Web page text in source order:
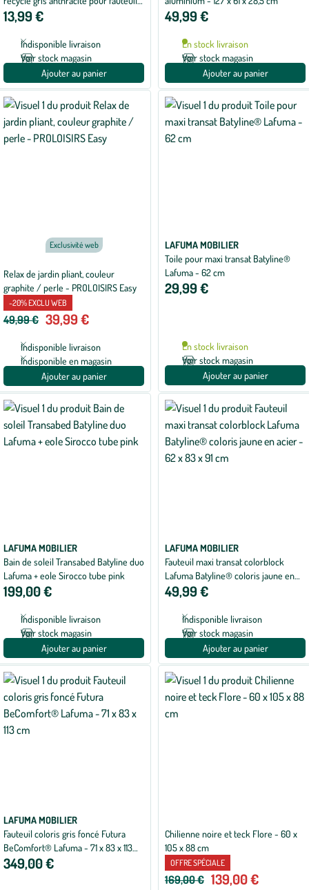
Lafuma - 30 x 7 x 17 cm
13,99 €
Indisponible livraison
Voir stock magasin
Ajouter au panier
49,99 €
En stock livraison
Voir stock magasin
Ajouter au panier
Exclusivité web
Relax de jardin pliant, couleur
graphite / perle - PROLOISIRS Easy
-20% EXCLU WEB
49,99 € 39,99 €
Indisponible livraison
Indisponible en magasin
Ajouter au panier
LAFUMA MOBILIER
Toile pour maxi transat Batyline®
Lafuma - 62 cm
29,99 €
En stock livraison
Voir stock magasin
Ajouter au panier
LAFUMA MOBILIER
Bain de soleil Transabed Batyline duo
Lafuma + eole Sirocco tube pink
199,00 €
Indisponible livraison
Voir stock magasin
Ajouter au panier
LAFUMA MOBILIER
Fauteuil maxi transat colorblock
Lafuma Batyline® coloris jaune en
acier - 62 x 83 x 91 cm
49,99 €
Indisponible livraison
Voir stock magasin
Ajouter au panier
LAFUMA MOBILIER
Fauteuil coloris gris foncé Futura
BeComfort® Lafuma - 71 x 83 x 113
cm
349,00 €
Chilienne noire et teck Flore - 60 x
105 x 88 cm
OFFRE SPÉCIALE
169,00 € 139,00 €